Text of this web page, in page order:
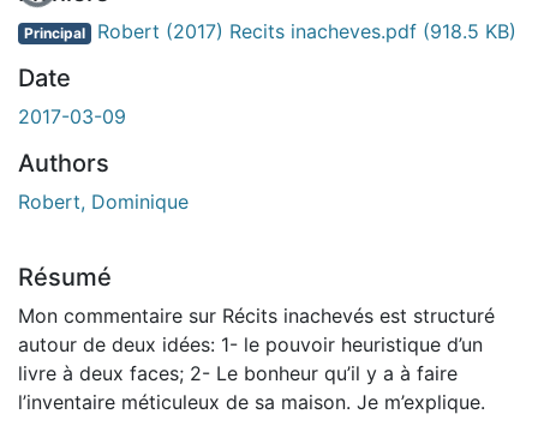
En cours de chargement...
Principal Robert (2017) Recits inacheves.pdf (918.5 KB)
Date
2017-03-09
Authors
Robert, Dominique
Résumé
Mon commentaire sur Récits inachevés est structuré
autour de deux idées: 1- le pouvoir heuristique d’un
livre à deux faces; 2- Le bonheur qu’il y a à faire
l’inventaire méticuleux de sa maison. Je m’explique.